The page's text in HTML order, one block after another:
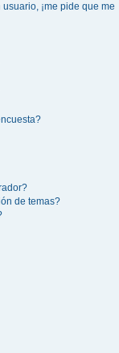
¡me pide que me
de temas?